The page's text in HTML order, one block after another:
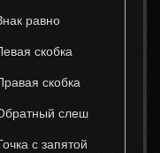
равно
скобка
скобка
слеш
с запятой